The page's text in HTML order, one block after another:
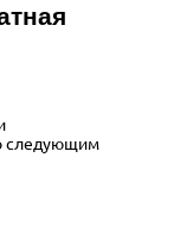
следующим